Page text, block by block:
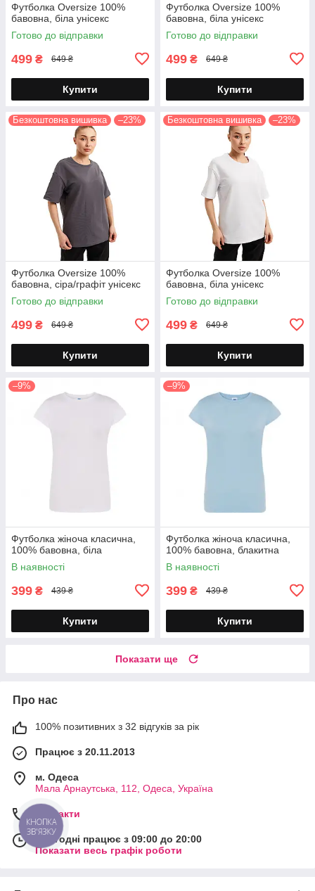
Футболка Oversize 100%
бавовна, біла унісекс
Готово до відправки
499 ₴ 649 ₴
Купити
Футболка Oversize 100%
бавовна, біла унісекс
Готово до відправки
499 ₴ 649 ₴
Купити
Безкоштовна вишивка –23%
Футболка Oversize 100%
бавовна, сіра/графіт унісекс
Готово до відправки
499 ₴ 649 ₴
Купити
Безкоштовна вишивка –23%
Футболка Oversize 100%
бавовна, біла унісекс
Готово до відправки
499 ₴ 649 ₴
Купити
–9%
Футболка жіноча класична,
100% бавовна, біла
В наявності
399 ₴ 439 ₴
Купити
–9%
Футболка жіноча класична,
100% бавовна, блакитна
В наявності
399 ₴ 439 ₴
Купити
Показати ще
Про нас
100% позитивних з 32 відгуків за рік
Працює з 20.11.2013
м. Одеса
Мала Арнаутська, 112, Одеса, Україна
Контакти
Сьогодні працює з 09:00 до 20:00
Показати весь графік роботи
КНОПКА
ЗВ'ЯЗКУ